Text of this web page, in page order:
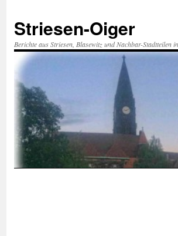
springen
Striesen-Oiger
Berichte aus Striesen, Blasewitz und Nachbar-Stadtteilen